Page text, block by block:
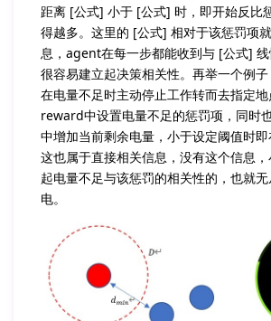
距离 [公式] 小于 [公式] 时，即开始反比
得越多。这里的 [公式] 相对于该惩罚项
息，agent在每一步都能收到与 [公式] 线
很容易建立起决策相关性。再举一个例
在电量不足时主动停止工作转而去指定
reward中设置电量不足的惩罚项，同时
中增加当前剩余电量，小于设定阈值时即
这也属于直接相关信息，没有这个信息
起电量不足与该惩罚的相关性的，也就
电。